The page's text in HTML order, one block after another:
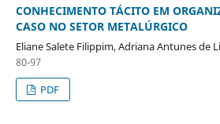
CONHECIMENTO TÁCITO EM
CASO NO SETOR METALÚRGICO
Eliane Salete Filippim, Adriana Antunes de
80-97
PDF